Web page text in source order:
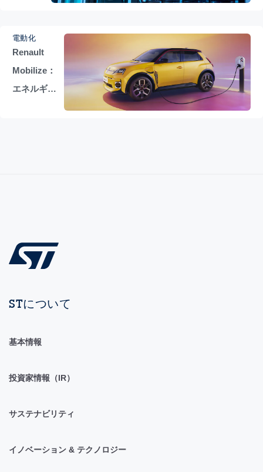
電動化
Renault
Mobilize：
エネルギー
STについて
基本情報
投資家情報（IR）
サステナビリティ
イノベーション & テクノロジー